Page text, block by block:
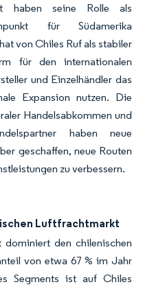
haben seine Rolle als
für Südamerika
von Chiles Ruf als stabiler
für den internationalen
und Einzelhändler das
Expansion nutzen. Die
Handelsabkommen und
haben neue
geschaffen, neue Routen
zu verbessern.
Luftfrachtmarkt
den chilenischen
von etwa 67 % im Jahr
Segments ist auf Chiles